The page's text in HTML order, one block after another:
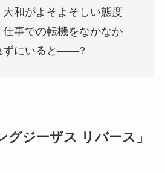
大和がよそよそしい態度
仕事での転機をなかなか
ずにいると――?
グジーザス リバース」